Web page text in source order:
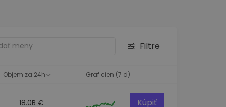
príležitosti
pre optimálny
Filtre
Objem za 24h Graf cien (7 d)
18.0B € Kúpiť